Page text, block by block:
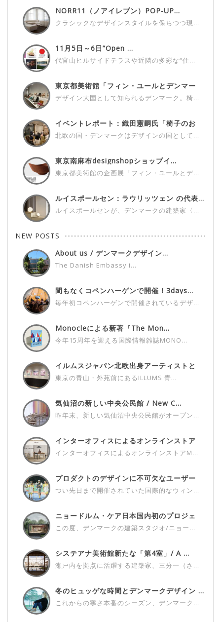
NORR11（ノアイレブン）POP-UP...
クラシックなデザインスタイルを保ちつつ現...
11月5日～6日”Open ...
代官山ヒルサイドテラスや近隣の多彩な“住...
東京都美術館「フィン・ユールとデンマー
ク...
デザイン大国として知られるデンマーク。椅...
イベントレポート：織田憲嗣氏「椅子のお
話...
北欧の国・デンマークはデザインの国として...
東京南麻布designshopショップイ...
東京都美術館の企画展「フィン・ユールとデ...
ルイスポールセン：ラウリッツェン の代表...
ルイスポールセンが、デンマークの建築家〈...
NEW POSTS
About us / デンマークデザイン...
The Danish Embassy i...
間もなくコペンハーゲンで開催！3days...
毎年初コペンハーゲンで開催されているデザ...
Monocleによる新著『The Mon...
今年15周年を迎える国際情報雑誌MONO...
イルムスジャパン北欧出身アーティストと
の...
東京の青山・外苑前にあるILLUMS 青...
気仙沼の新しい中央公民館 / New C...
昨年末、新しい気仙沼中央公民館がオープン...
インターオフィスによるオンラインストア
インターオフィスによるオンラインストアM...
プロダクトのデザインに不可欠なユーザー
つい先日まで開催されていた国際的なウィン...
ニョードルム・ケア日本国内初のプロジェ
この度、デンマークの建築スタジオ/ニョー...
システアナ美術館新たな「第4室」/ A ...
瀬戸内を拠点に活躍する建築家、三分一（さ...
冬のヒュッゲな時間とデンマークデザイン ...
これからの寒さ本番のシーズン、デンマーク...